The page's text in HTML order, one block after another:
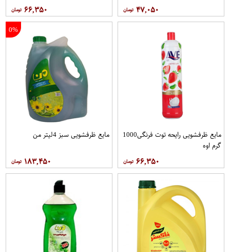
۴۷,۰۵۰ ۶۶,۳۵۰
مایع ظرفشویی رایحه توت فرنگی1000
گرم اوه
۶۶,۳۵۰
0%
مایع ظرفشویی سبز 4لیتر من
۱۸۳,۴۵۰